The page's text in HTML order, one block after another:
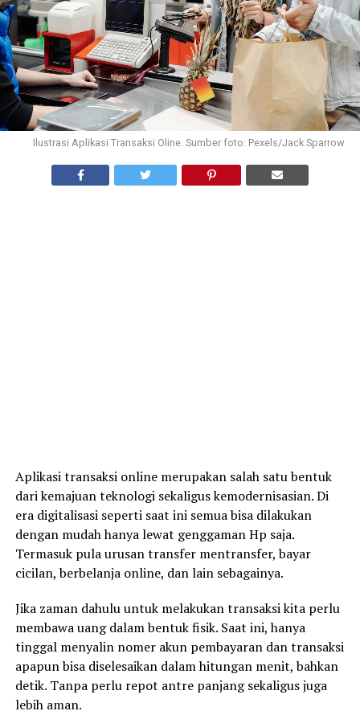
Ilustrasi Aplikasi Transaksi Oline. Sumber foto: Pexels/Jack Sparrow
Aplikasi transaksi online merupakan salah satu bentuk
dari kemajuan teknologi sekaligus kemodernisasian. Di
era digitalisasi seperti saat ini semua bisa dilakukan
dengan mudah hanya lewat genggaman Hp saja.
Termasuk pula urusan transfer mentransfer, bayar
cicilan, berbelanja online, dan lain sebagainya.
Jika zaman dahulu untuk melakukan transaksi kita perlu
membawa uang dalam bentuk fisik. Saat ini, hanya
tinggal menyalin nomer akun pembayaran dan transaksi
apapun bisa diselesaikan dalam hitungan menit, bahkan
detik. Tanpa perlu repot antre panjang sekaligus juga
lebih aman.